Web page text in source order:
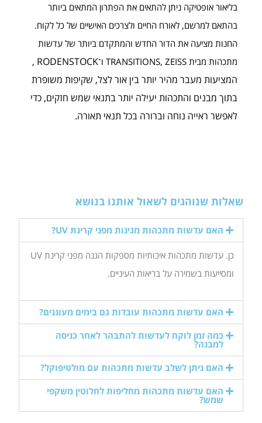
בליאור אופטיקה ניתן להתאים את הפתרון המתאים ביותר
בהתאם למרשם, לאורח החיים ולצרכים האישיים של כל לקוח.
החנות מציעה את הדור החדש והמתקדם ביותר של עדשות
מתכהות מבית TRANSITIONS, ZEISS ו־
RODENSTOCK
,
המציעות מעבר מהיר יותר בין אור לצל, שקיפות משופרת
בתוך מבנים והתכהות יעילה יותר בתנאי שמש חזקים, כדי
לאפשר ראייה נוחה וברורה בכל תנאי תאורה.
שאלות שנוהגים לשאול אותנו בנושא
האם עדשות מתכהות מגינות מפני קרינת UV?
כן. עדשות מתכהות איכותיות מספקות הגנה מפני קרינת UV
ומסייעות בשמירה על בריאות העיניים.
האם עדשות מתכהות עובדות גם בימים מעוננים?
כמה זמן לוקח לעדשות להתבהר לאחר כניסה
למבנה?
האם ניתן לשלב עדשות מתכהות עם מולטיפוקל?
האם עדשות מתכהות מחליפות לחלוטין משקפי
שמש?